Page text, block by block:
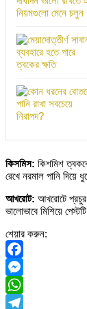
কিসমিস: কিশমিশ
রেখে নরমাল পানি দিয়ে
আখরোট: আখরোটে প্রচুর
ভালোভাবে মিশিয়ে
শেয়ার করুন:
Facebook
Messenger
WhatsApp